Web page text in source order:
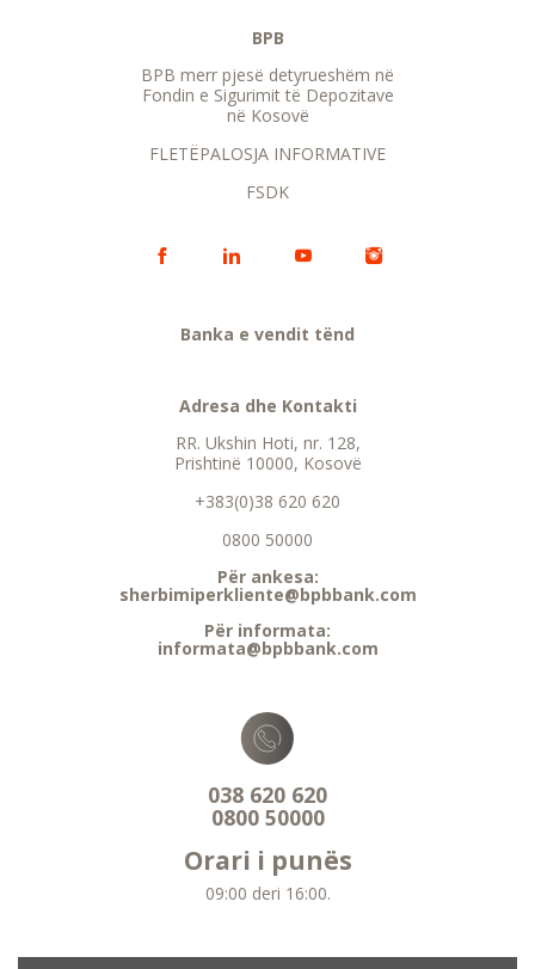
BPB
BPB merr pjesë detyrueshëm në
Fondin e Sigurimit të Depozitave
në Kosovë
FLETËPALOSJA INFORMATIVE
FSDK
Banka e vendit tënd
Adresa dhe Kontakti
RR. Ukshin Hoti, nr. 128,
Prishtinë 10000, Kosovë
+383(0)38 620 620
0800 50000
Për ankesa:
sherbimiperkliente@bpbbank.com
Për informata:
informata@bpbbank.com
038 620 620
0800 50000
Orari i punës
09:00 deri 16:00.